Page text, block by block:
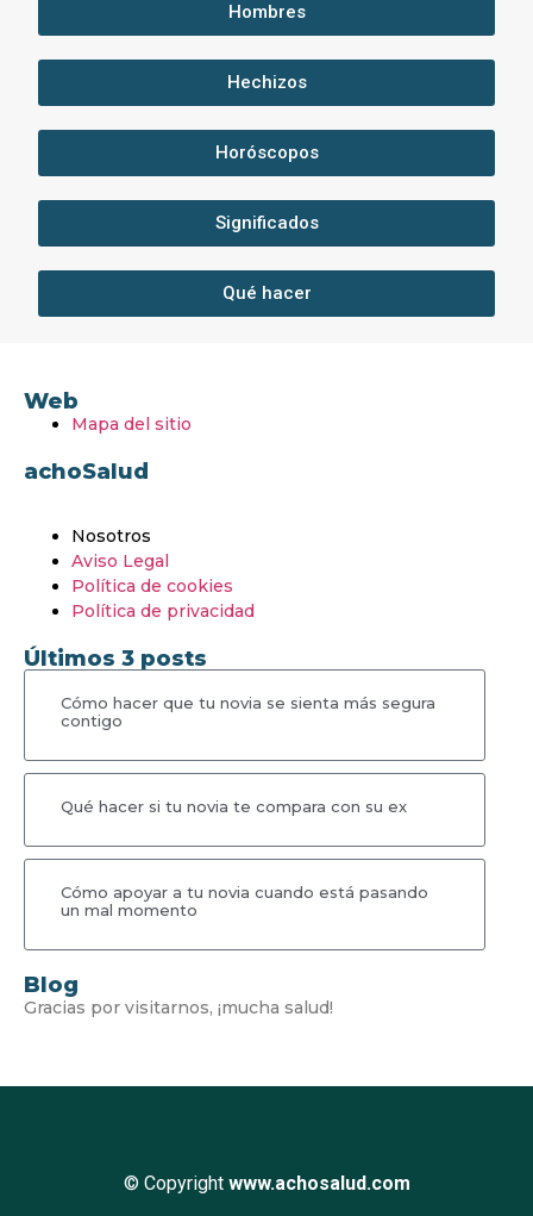
Hombres
Hechizos
Horóscopos
Significados
Qué hacer
Web
Mapa del sitio
achoSalud
Nosotros
Aviso Legal
Política de cookies
Política de privacidad
Últimos 3 posts
Cómo hacer que tu novia se sienta más segura
contigo
Qué hacer si tu novia te compara con su ex
Cómo apoyar a tu novia cuando está pasando
un mal momento
Blog
Gracias por visitarnos, ¡mucha salud!
© Copyright www.achosalud.com